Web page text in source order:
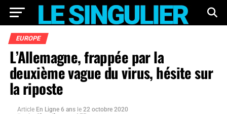
EUROPE
L’Allemagne, frappée par la
deuxième vague du virus, hésite sur
la riposte
Article En Ligne 6 ans le 22 octobre 2020